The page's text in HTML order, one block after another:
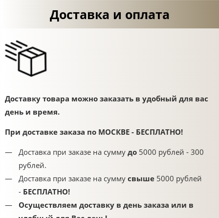
Доставка и оплата
Доставку товара можно заказать в удобный для вас
день и время.
При доставке заказа по МОСКВЕ - БЕСПЛАТНО!
Доставка при заказе на сумму до5000 рублей - 300
рублей.
Доставка при заказе на сумму свыше5000 рублей
- БЕСПЛАТНО!
Осуществляем доставку в день заказа или в